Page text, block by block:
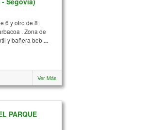
6 y otro de 8
. Zona de
y bañera beb...
Ver Más
PARQUE